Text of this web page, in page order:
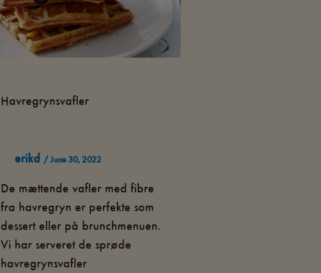
Havregrynsvafler
erikd /June 30, 2022
De mættende vafler med fibre
fra havregryn er perfekte som
dessert eller på brunchmenuen.
Vi har serveret de sprøde
havregrynsvafler